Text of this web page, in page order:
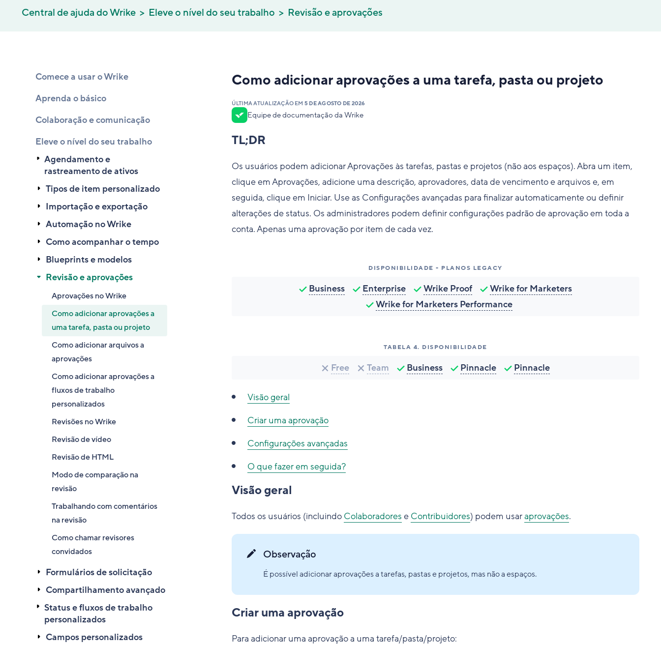
Central de ajuda do Wrike Eleve o nível do seu trabalho Revisão e aprovações
Comece a usar o Wrike
Aprenda o básico
Colaboração e comunicação
Eleve o nível do seu trabalho
Agendamento e
rastreamento de ativos
Tipos de item personalizado
Importação e exportação
Automação no Wrike
Como acompanhar o tempo
Blueprints e modelos
Revisão e aprovações
Aprovações no Wrike
Como adicionar aprovações a
uma tarefa, pasta ou projeto
Como adicionar arquivos a
aprovações
Como adicionar aprovações a
fluxos de trabalho
personalizados
Revisões no Wrike
Revisão de vídeo
Revisão de HTML
Modo de comparação na
revisão
Trabalhando com comentários
na revisão
Como chamar revisores
convidados
Formulários de solicitação
Compartilhamento avançado
Status e fluxos de trabalho
personalizados
Campos personalizados
Como adicionar aprovações a uma tarefa, pasta ou projeto
ÚLTIMA ATUALIZAÇÃO EM 5 DE AGOSTO DE 2026
Equipe de documentação da Wrike
TL;DR
Os usuários podem adicionar Aprovações às tarefas, pastas e projetos (não aos espaços). Abra um item,
clique em Aprovações, adicione uma descrição, aprovadores, data de vencimento e arquivos e, em
seguida, clique em Iniciar. Use as Configurações avançadas para finalizar automaticamente ou definir
alterações de status. Os administradores podem definir configurações padrão de aprovação em toda a
conta. Apenas uma aprovação por item de cada vez.
DISPONIBILIDADE - PLANOS LEGACY
Business Enterprise Wrike Proof
Wrike for Marketers
Wrike for Marketers Performance
TABELA 4. DISPONIBILIDADE
Free Team Business Pinnacle Pinnacle
Visão geral
Criar uma aprovação
Configurações avançadas
O que fazer em seguida?
Visão geral
Todos os usuários (incluindo Colaboradores e Contribuidores) podem usaraprovações.
Observação
É possível adicionar aprovações a tarefas, pastas e projetos, mas não a espaços.
Criar uma aprovação
Para adicionar uma aprovação a uma tarefa/pasta/projeto: